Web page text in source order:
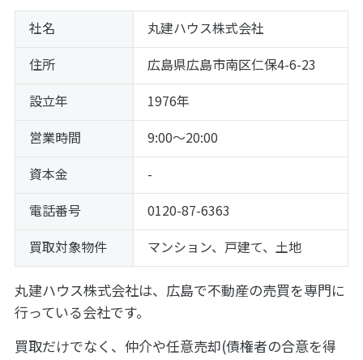
社名
丸建ハウス株式会社
住所
広島県広島市南区仁保4-6-23
設立年
1976年
営業時間
9:00～20:00
資本金
-
電話番号
0120-87-6363
買取対象物件
マンション、戸建て、土地
丸建ハウス株式会社は、広島で不動産の売買を専門に
行っている会社です。
買取だけでなく、仲介や任意売却(債権者の合意を得